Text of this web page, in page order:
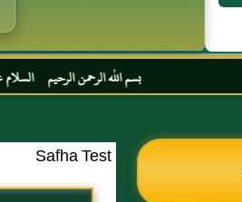
بسم الله الرحمن الرحيم السلام عليكم و
Safha Test